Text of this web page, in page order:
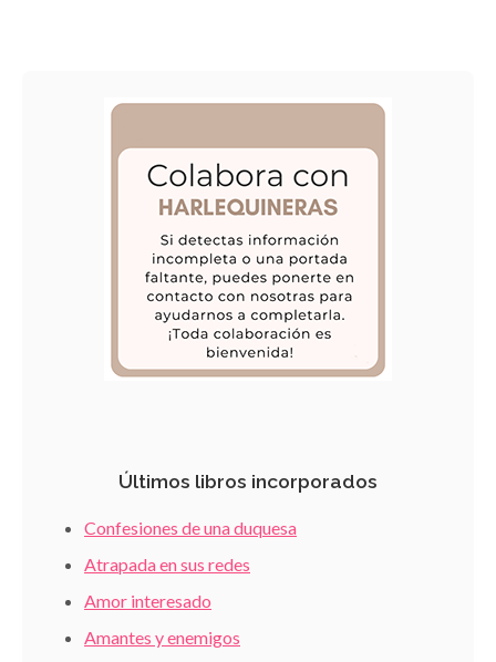
Últimos libros incorporados
Confesiones de una duquesa
Atrapada en sus redes
Amor interesado
Amantes y enemigos